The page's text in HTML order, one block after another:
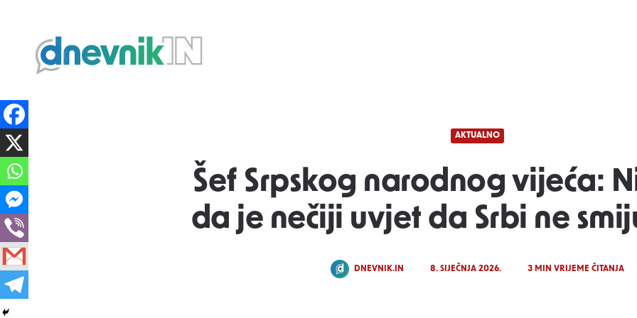
Dnevnik.in
AKTUALNO
Šef Srpskog narodnog vijeća:
da je nečiji uvjet da Srbi ne
POSTED
DNEVNIK.IN 8. SIJEČNJA 2026. 3 MIN VRIJEME ČITANJA